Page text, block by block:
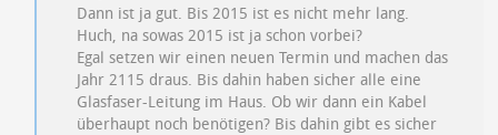
Dann ist ja gut. Bis 2015 ist es nicht mehr lang.
Huch, na sowas 2015 ist ja schon vorbei?
Egal setzen wir einen neuen Termin und machen das
Jahr 2115 draus. Bis dahin haben sicher alle eine
Glasfaser-Leitung im Haus. Ob wir dann ein Kabel
überhaupt noch benötigen? Bis dahin gibt es sicher